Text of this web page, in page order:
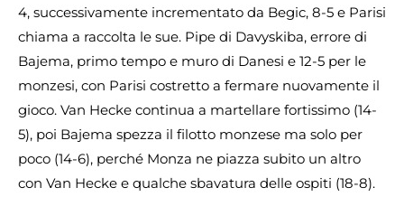
4, successivamente incrementato da Begic, 8-5 e Parisi
chiama a raccolta le sue. Pipe di Davyskiba, errore di
Bajema, primo tempo e muro di Danesi e 12-5 per le
monzesi, con Parisi costretto a fermare nuovamente il
gioco. Van Hecke continua a martellare fortissimo (14-
5), poi Bajema spezza il filotto monzese ma solo per
poco (14-6), perché Monza ne piazza subito un altro
con Van Hecke e qualche sbavatura delle ospiti (18-8).